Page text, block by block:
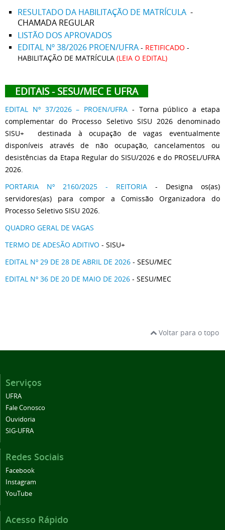
RESULTADO DA HABILITAÇÃO DE MATRÍCULA -
CHAMADA REGULAR
LISTÃO DOS APROVADOS
EDITAL Nº 38/2026 PROEN/UFRA - RETIFICADO -
HABILITAÇÃO DE MATRÍCULA (LEIA O EDITAL)
EDITAIS - SESU/MEC E UFRA
EDITAL Nº 37/2026 – PROEN/UFRA - Torna público a etapa
complementar do Processo Seletivo SISU 2026 denominado
SISU+ destinada à ocupação de vagas eventualmente
disponíveis através de não ocupação, cancelamentos ou
desistências da Etapa Regular do SISU/2026 e do PROSEL/UFRA
2026.
PORTARIA Nº 2160/2025 - REITORIA - Designa os(as)
servidores(as) para compor a Comissão Organizadora do
Processo Seletivo SISU 2026.
QUADRO GERAL DE VAGAS
TERMO DE ADESÃO ADITIVO - SISU+
EDITAL Nº 29 DE 28 DE ABRIL DE 2026 - SESU/MEC
EDITAL Nº 36 DE 20 DE MAIO DE 2026 - SESU/MEC
Voltar para o topo
Serviços
UFRA
Fale Conosco
Ouvidoria
SIG-UFRA
Redes Sociais
Facebook
Instagram
YouTube
Acesso Rápido